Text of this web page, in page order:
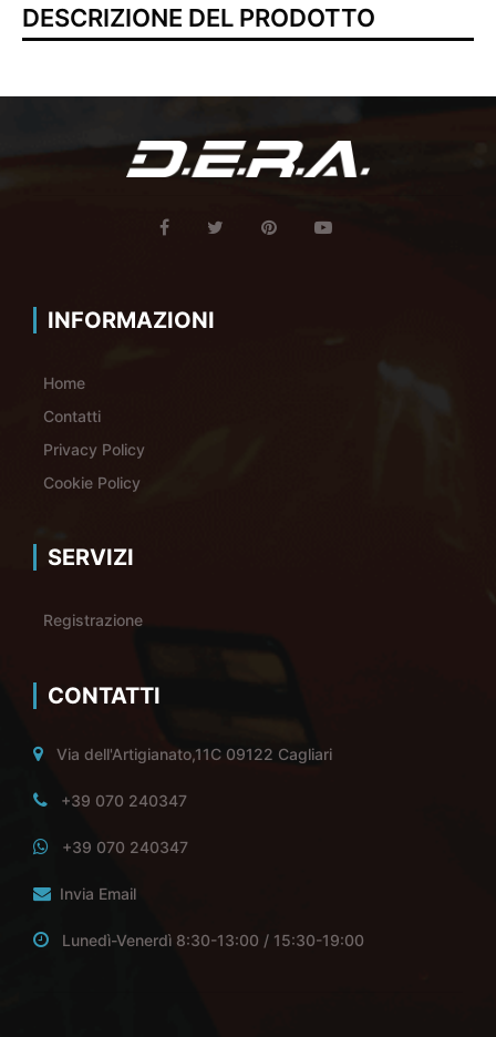
DESCRIZIONE DEL PRODOTTO
INFORMAZIONI
Home
Contatti
Privacy Policy
Cookie Policy
SERVIZI
Registrazione
CONTATTI
Via dell'Artigianato,11C 09122 Cagliari
+39 070 240347
+39 070 240347
Invia Email
Lunedì-Venerdì 8:30-13:00 / 15:30-19:00